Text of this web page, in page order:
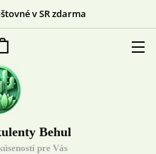
v SR zdarma
Behul
pre Vás